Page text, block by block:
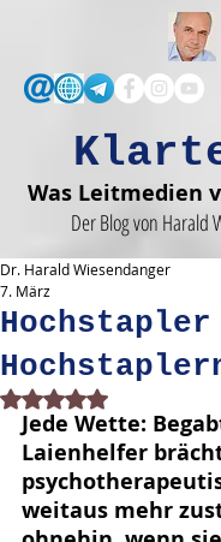
Was Leitmedien
Der Blog von Harald
Dr. Harald Wiesendanger
7. März
Mit NaN von 5 Sternen
Jede Wette:
Laienhelfer
weitaus mehr